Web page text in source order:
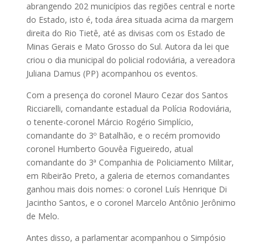
abrangendo 202 municípios das regiões central e norte
do Estado, isto é, toda área situada acima da margem
direita do Rio Tietê, até as divisas com os Estado de
Minas Gerais e Mato Grosso do Sul. Autora da lei que
criou o dia municipal do policial rodoviária, a vereadora
Juliana Damus (PP) acompanhou os eventos.
Com a presença do coronel Mauro Cezar dos Santos
Ricciarelli, comandante estadual da Polícia Rodoviária,
o tenente-coronel Márcio Rogério Simplício,
comandante do 3º Batalhão, e o recém promovido
coronel Humberto Gouvêa Figueiredo, atual
comandante do 3ª Companhia de Policiamento Militar,
em Ribeirão Preto, a galeria de eternos comandantes
ganhou mais dois nomes: o coronel Luís Henrique Di
Jacintho Santos, e o coronel Marcelo Antônio Jerônimo
de Melo.
Antes disso, a parlamentar acompanhou o Simpósio